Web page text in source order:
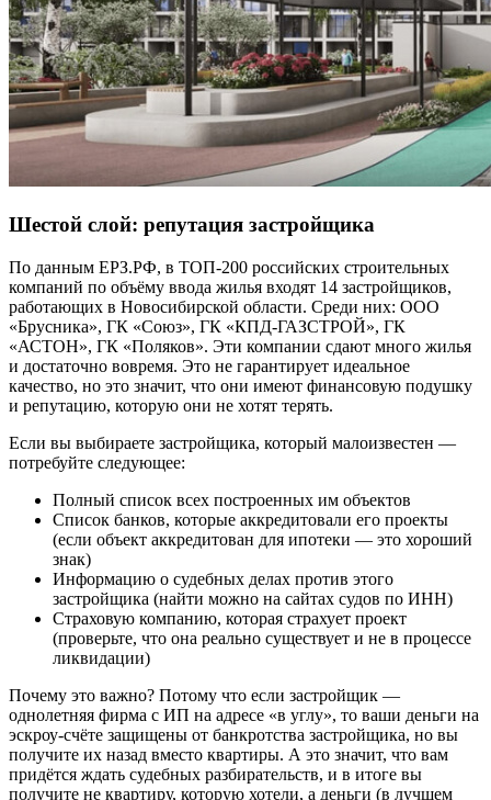
Шестой слой: репутация застройщика
По данным ЕРЗ.РФ, в ТОП-200 российских строительных
компаний по объёму ввода жилья входят 14 застройщиков,
работающих в Новосибирской области. Среди них: ООО
«Брусника», ГК «Союз», ГК «КПД-ГАЗСТРОЙ», ГК
«АСТОН», ГК «Поляков». Эти компании сдают много жилья
и достаточно вовремя. Это не гарантирует идеальное
качество, но это значит, что они имеют финансовую подушку
и репутацию, которую они не хотят терять.
Если вы выбираете застройщика, который малоизвестен —
потребуйте следующее:
Полный список всех построенных им объектов
Список банков, которые аккредитовали его проекты
(если объект аккредитован для ипотеки — это хороший
знак)
Информацию о судебных делах против этого
застройщика (найти можно на сайтах судов по ИНН)
Страховую компанию, которая страхует проект
(проверьте, что она реально существует и не в процессе
ликвидации)
Почему это важно? Потому что если застройщик —
однолетняя фирма с ИП на адресе «в углу», то ваши деньги на
эскроу-счёте защищены от банкротства застройщика, но вы
получите их назад вместо квартиры. А это значит, что вам
придётся ждать судебных разбирательств, и в итоге вы
получите не квартиру, которую хотели, а деньги (в лучшем